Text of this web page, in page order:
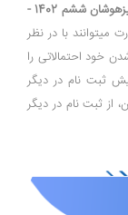
دانلود سوالات آزمون تیزهوشان ششم 1402 -
میتوانند با در نظر
خود احتمالاتی را
ثبت نام در دیگر
از ثبت نام در دیگر